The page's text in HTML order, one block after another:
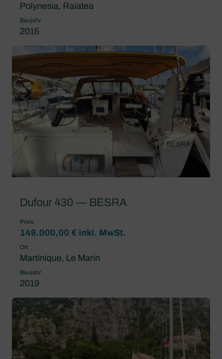
Polynesia, Raiatea
Baujahr
2015
Dufour 430 — BESRA
Preis
149.000,00 € inkl. MwSt.
Ort
Martinique, Le Marin
Baujahr
2019